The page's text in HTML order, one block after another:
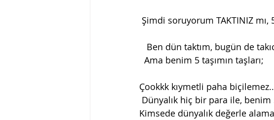
Şimdi soruyorum TAKTINIZ mı,
Ben dün taktım, bugün de
  Ama benim 5 taşımın taşları;
Çookkk kıymetli paha
Dünyalık hiç bir para ile, benim
Kimsede dünyalık değerle